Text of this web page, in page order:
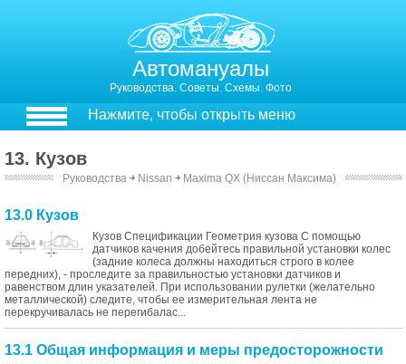
Автомануалы
Руководства. Советы. Схемы. Фото
Нажмите, чтобы открыть меню
13. Кузов
Руководства ￫ Nissan ￫ Maxima QX (Ниссан Максима)
13.0 Кузов
Кузов Спецификации Геометрия кузова С помощью
датчиков качения добейтесь правильной установки колес
(задние колеса должны находиться строго в колее
передних), - проследите за правильностью установки датчиков и
равенством длин указателей. При использовании рулетки (желательно
металлической) следите, чтобы ее измерительная лента не
перекручивалась не перегибалас...
13.1 Общая информация и меры предосторожности